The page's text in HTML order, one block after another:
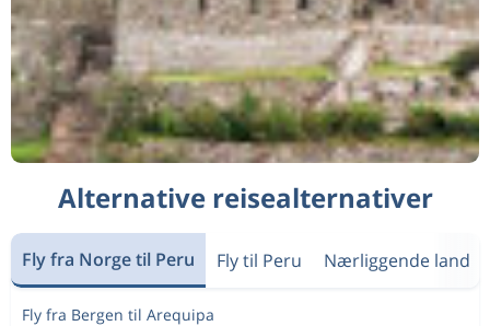
Alternative reisealternativer
Fly fra Norge til Peru Fly til Peru Nærliggende land
Fly fra Bergen til Arequipa